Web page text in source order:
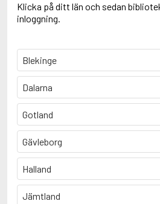
Klicka på ditt län och sedan
inloggning.
Blekinge
Dalarna
Gotland
Gävleborg
Halland
Jämtland